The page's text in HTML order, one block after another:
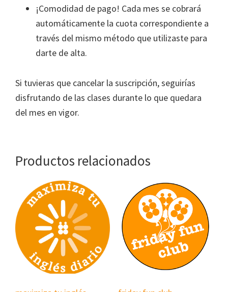
¡Comodidad de pago! Cada mes se cobrará
automáticamente la cuota correspondiente a
través del mismo método que utilizaste para
darte de alta.
Si tuvieras que cancelar la suscripción, seguirías
disfrutando de las clases durante lo que quedara
del mes en vigor.
Productos relacionados
producto
tiene
múltiples
variantes.
Las
opciones
se